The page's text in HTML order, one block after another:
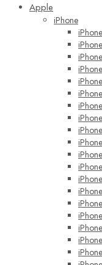
Apple
iPhone